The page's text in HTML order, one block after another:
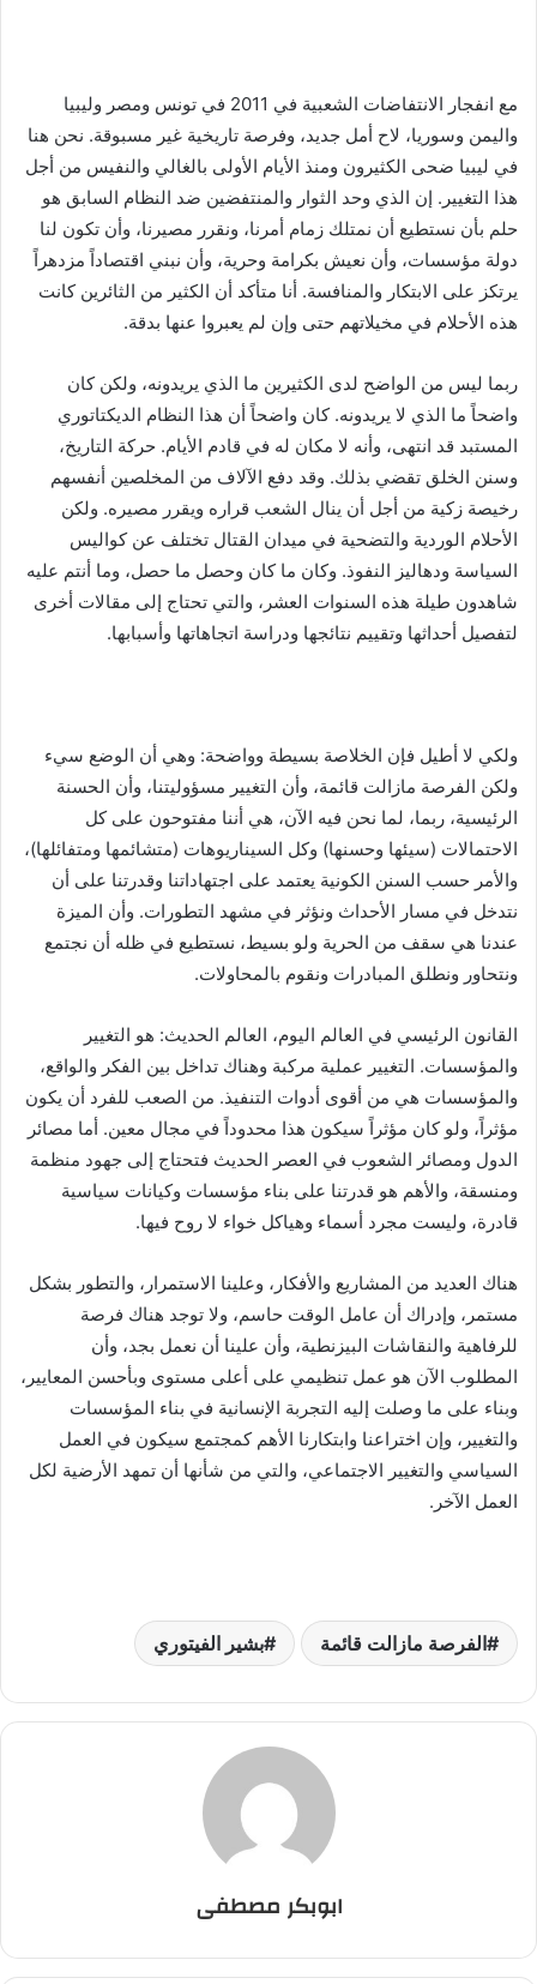
مع انفجار الانتفاضات الشعبية في 2011 في تونس ومصر وليبيا
واليمن وسوريا، لاح أمل جديد، وفرصة تاريخية غير مسبوقة. نحن هنا
في ليبيا ضحى الكثيرون ومنذ الأيام الأولى بالغالي والنفيس من أجل
هذا التغيير. إن الذي وحد الثوار والمنتفضين ضد النظام السابق هو
حلم بأن نستطيع أن نمتلك زمام أمرنا، ونقرر مصيرنا، وأن تكون لنا
دولة مؤسسات، وأن نعيش بكرامة وحرية، وأن نبني اقتصاداً مزدهراً
يرتكز على الابتكار والمنافسة. أنا متأكد أن الكثير من الثائرين كانت
هذه الأحلام في مخيلاتهم حتى وإن لم يعبروا عنها بدقة.
ربما ليس من الواضح لدى الكثيرين ما الذي يريدونه، ولكن كان
واضحاً ما الذي لا يريدونه. كان واضحاً أن هذا النظام الديكتاتوري
المستبد قد انتهى، وأنه لا مكان له في قادم الأيام. حركة التاريخ،
وسنن الخلق تقضي بذلك. وقد دفع الآلاف من المخلصين أنفسهم
رخيصة زكية من أجل أن ينال الشعب قراره ويقرر مصيره. ولكن
الأحلام الوردية والتضحية في ميدان القتال تختلف عن كواليس
السياسة ودهاليز النفوذ. وكان ما كان وحصل ما حصل، وما أنتم عليه
شاهدون طيلة هذه السنوات العشر، والتي تحتاج إلى مقالات أخرى
لتفصيل أحداثها وتقييم نتائجها ودراسة اتجاهاتها وأسبابها.
ولكي لا أطيل فإن الخلاصة بسيطة وواضحة: وهي أن الوضع سيء
ولكن الفرصة مازالت قائمة، وأن التغيير مسؤوليتنا، وأن الحسنة
الرئيسية، ربما، لما نحن فيه الآن، هي أننا مفتوحون على كل
الاحتمالات (سيئها وحسنها) وكل السيناريوهات (متشائمها ومتفائلها)،
والأمر حسب السنن الكونية يعتمد على اجتهاداتنا وقدرتنا على أن
نتدخل في مسار الأحداث ونؤثر في مشهد التطورات. وأن الميزة
عندنا هي سقف من الحرية ولو بسيط، نستطيع في ظله أن نجتمع
ونتحاور ونطلق المبادرات ونقوم بالمحاولات.
القانون الرئيسي في العالم اليوم، العالم الحديث: هو التغيير
والمؤسسات. التغيير عملية مركبة وهناك تداخل بين الفكر والواقع،
والمؤسسات هي من أقوى أدوات التنفيذ. من الصعب للفرد أن يكون
مؤثراً، ولو كان مؤثراً سيكون هذا محدوداً في مجال معين. أما مصائر
الدول ومصائر الشعوب في العصر الحديث فتحتاج إلى جهود منظمة
ومنسقة، والأهم هو قدرتنا على بناء مؤسسات وكيانات سياسية
قادرة، وليست مجرد أسماء وهياكل خواء لا روح فيها.
هناك العديد من المشاريع والأفكار، وعلينا الاستمرار، والتطور بشكل
مستمر، وإدراك أن عامل الوقت حاسم، ولا توجد هناك فرصة
للرفاهية والنقاشات البيزنطية، وأن علينا أن نعمل بجد، وأن
المطلوب الآن هو عمل تنظيمي على أعلى مستوى وبأحسن المعايير،
وبناء على ما وصلت إليه التجربة الإنسانية في بناء المؤسسات
والتغيير، وإن اختراعنا وابتكارنا الأهم كمجتمع سيكون في العمل
السياسي والتغيير الاجتماعي، والتي من شأنها أن تمهد الأرضية لكل
العمل الآخر.
الفرصة مازالت قائمة بشير الفيتوري
ابوبكر مصطفى